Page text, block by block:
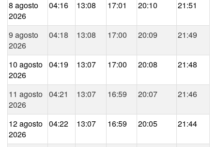
8 agosto
2026
04:16 13:08 17:01 20:10 21:51
9 agosto
2026
04:18 13:08 17:00 20:09 21:49
10 agosto
2026
04:19 13:07 17:00 20:08 21:48
11 agosto
2026
04:21 13:07 16:59 20:07 21:46
12 agosto
2026
04:22 13:07 16:59 20:05 21:44